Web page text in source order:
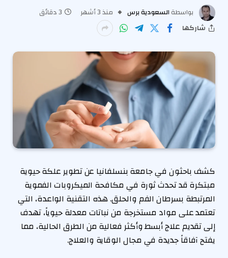
بواسطة السعودية برس منذ 3 أشهر
3 دقائق
شاركها
كشف باحثون في جامعة بنسلفانيا عن تطوير علكة حيوية
مبتكرة قد تحدث ثورة في مكافحة الميكروبات الفموية
المرتبطة بسرطان الفم والحلق. هذه التقنية الواعدة، التي
تعتمد على مواد مستخرجة من نباتات معدلة حيوياً، تهدف
إلى تقديم علاج أبسط وأكثر فعالية من الطرق الحالية، مما
يفتح آفاقاً جديدة في مجال الوقاية والعلاج.